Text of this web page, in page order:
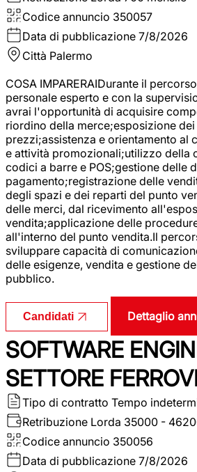
Codice annuncio 350057
Data di pubblicazione 7/8/2026
Città Palermo
COSA IMPARERAIDurante il
personale esperto e con la
avrai l'opportunità di acquisire
riordino della merce;esposizione
prezzi;assistenza e orientamento al
e attività promozionali;utilizzo della
codici a barre e POS;gestione delle
pagamento;registrazione delle
degli spazi e dei reparti del punto
delle merci, dal ricevimento
vendita;applicazione delle
all'interno del punto vendita.Il
sviluppare capacità di
delle esigenze, vendita e gestione
pubblico.
Candidati Dettaglio
SOFTWARE
SETTORE
Tipo di contratto Tempo
Retribuzione Lorda 35000 -
Codice annuncio 350056
Data di pubblicazione 7/8/2026